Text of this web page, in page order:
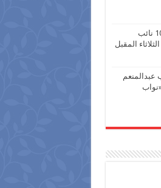
ننشر أسماء أول 100 نائب
المقبل
عبدالمنعم